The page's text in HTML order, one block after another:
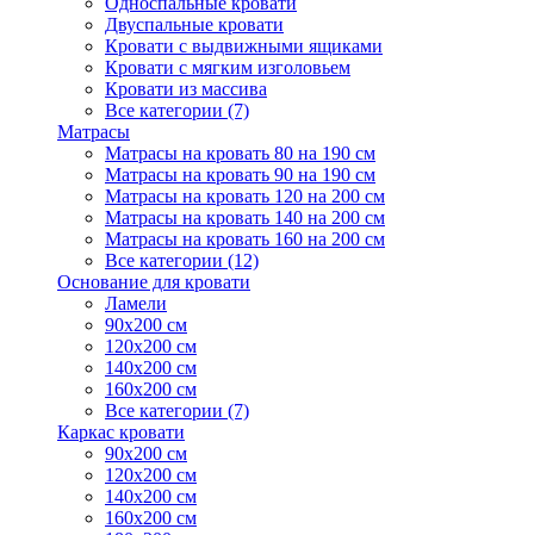
Двуспальные кровати
Кровати с выдвижными ящиками
Кровати с мягким изголовьем
Кровати из массива
Все категории (7)
Матрасы
Матрасы на кровать 80 на 190 см
Матрасы на кровать 90 на 190 см
Матрасы на кровать 120 на 200 см
Матрасы на кровать 140 на 200 см
Матрасы на кровать 160 на 200 см
Все категории (12)
Основание для кровати
Ламели
90х200 см
120х200 см
140х200 см
160х200 см
Все категории (7)
Каркас кровати
90х200 см
120х200 см
140х200 см
160х200 см